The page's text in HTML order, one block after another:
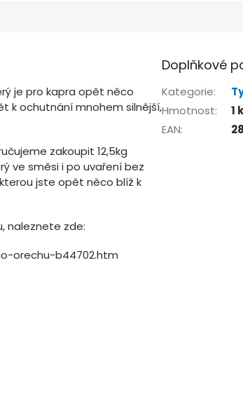
je pro kapra opět něco
k ochutnání mnohem silnější,
zakoupit 12,5kg
ve směsi i po uvaření bez
jste opět něco blíž k
naleznete zde:
orechu-b44702.htm
Doplňkové
Kategorie:
Hmotnost:
1
EAN: